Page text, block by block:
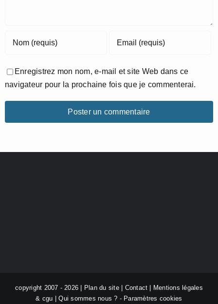
Enregistrez mon nom, e-mail et site Web dans ce
navigateur pour la prochaine fois que je commenterai.
copyright 2007 - 2026 | Plan du site| Contact
Mentions légales
& cgu |Qui sommes nous ? - Paramètres cookies